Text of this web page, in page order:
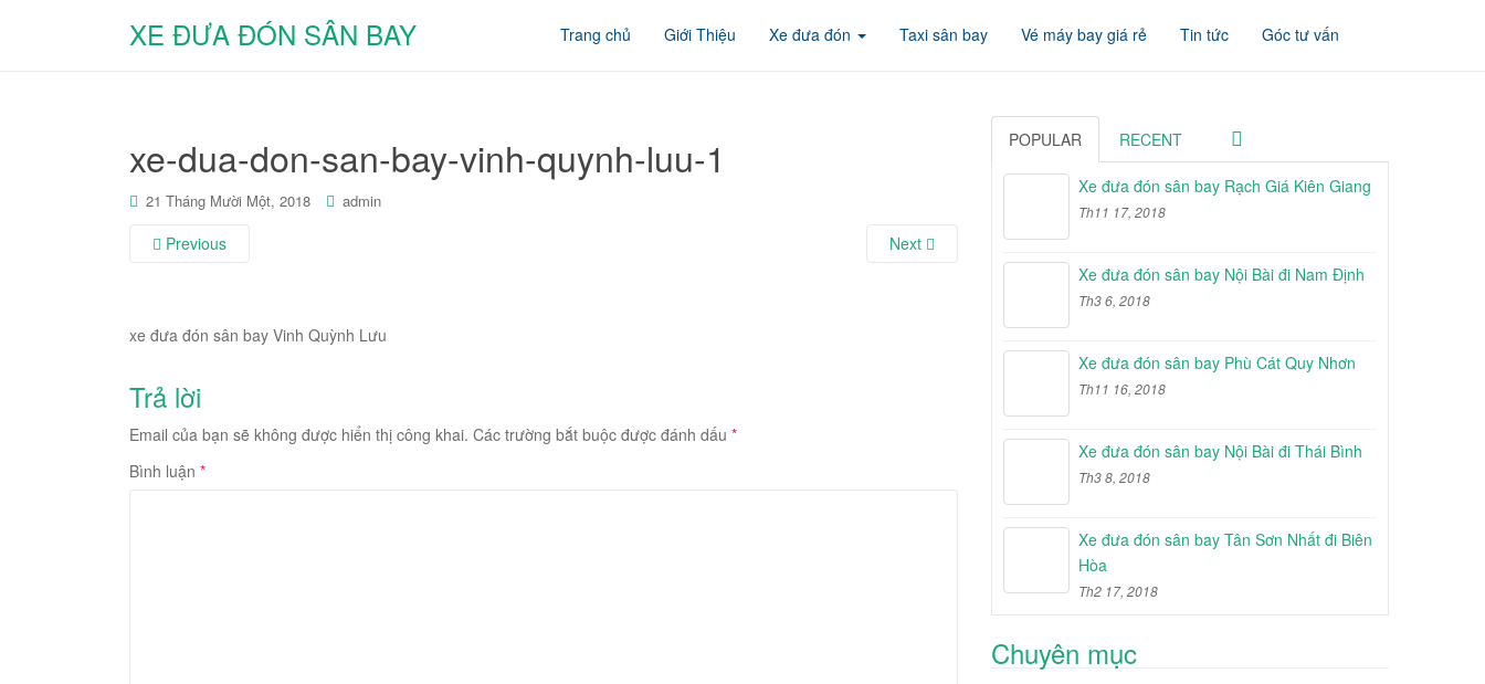
XE ĐƯA ĐÓN SÂN BAY Trang chủ Giới Thiệu Xe đưa đón Taxi sân bay Vé máy bay giá rẻ Tin tức Góc tư vấn
xe-dua-don-san-bay-vinh-quynh-luu-1
21 Tháng Mười Một, 2018 admin
Previous Next
xe đưa đón sân bay Vinh Quỳnh Lưu
Trả lời
Email của bạn sẽ không được hiển thị công khai. Các trường bắt buộc được đánh dấu *
Bình luận *
POPULAR RECENT
Xe đưa đón sân bay Rạch Giá Kiên Giang
Th11 17, 2018
Xe đưa đón sân bay Nội Bài đi Nam Định
Th3 6, 2018
Xe đưa đón sân bay Phù Cát Quy Nhơn
Th11 16, 2018
Xe đưa đón sân bay Nội Bài đi Thái Bình
Th3 8, 2018
Xe đưa đón sân bay Tân Sơn Nhất đi Biên
Hòa
Th2 17, 2018
Chuyên mục